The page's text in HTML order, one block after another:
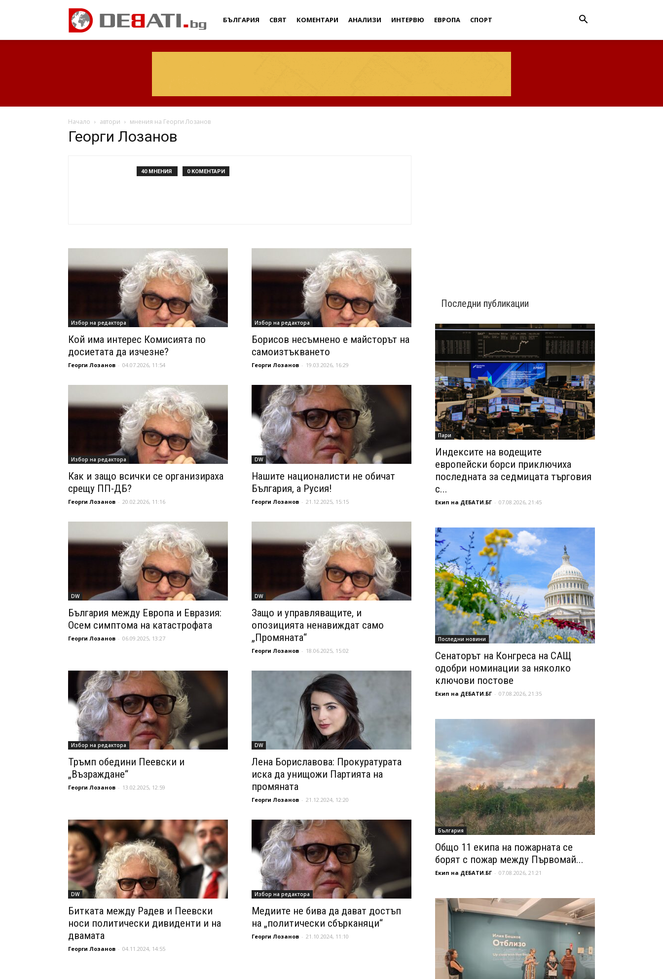
Дебати
БЪЛГАРИЯ СВЯТ КОМЕНТАРИ АНАЛИЗИ ИНТЕРВЮ ЕВРОПА СПОРТ
Начало автори мнения на Георги Лозанов
Георги Лозанов
40 МНЕНИЯ 0 КОМЕНТАРИ
Избор на редактора
Кой има интерес Комисията по
досиетата да изчезне?
Георги Лозанов - 04.07.2026, 11:54
Избор на редактора
Борисов несъмнено е майсторът на
самоизтъкването
Георги Лозанов - 19.03.2026, 16:29
Избор на редактора
Как и защо всички се организираха
срещу ПП-ДБ?
Георги Лозанов - 20.02.2026, 11:16
DW
Нашите националисти не обичат
България, а Русия!
Георги Лозанов - 21.12.2025, 15:15
DW
България между Европа и Евразия:
Осем симптома на катастрофата
Георги Лозанов - 06.09.2025, 13:27
DW
Защо и управляващите, и
опозицията ненавиждат само
„Промяната“
Георги Лозанов - 18.06.2025, 15:02
Избор на редактора
Тръмп обедини Пеевски и
„Възраждане“
Георги Лозанов - 13.02.2025, 12:59
DW
Лена Бориславова: Прокуратурата
иска да унищожи Партията на
промяната
Георги Лозанов - 21.12.2024, 12:20
DW
Битката между Радев и Пеевски
носи политически дивиденти и на
двамата
Георги Лозанов - 04.11.2024, 14:55
Избор на редактора
Медиите не бива да дават достъп
на „политически сбърканяци“
Георги Лозанов - 21.10.2024, 11:10
Последни публикации
Пари
Индексите на водещите
европейски борси приключиха
последната за седмицата търговия
с...
Екип на ДЕБАТИ.БГ - 07.08.2026, 21:45
Последни новини
Сенаторът на Конгреса на САЩ
одобри номинации за няколко
ключови постове
Екип на ДЕБАТИ.БГ - 07.08.2026, 21:35
България
Общо 11 екипа на пожарната се
борят с пожар между Първомай...
Екип на ДЕБАТИ.БГ - 07.08.2026, 21:21